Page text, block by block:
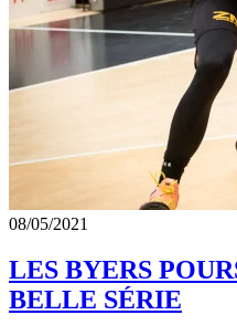
08/05/2021
LES BYERS
BELLE SÉRIE